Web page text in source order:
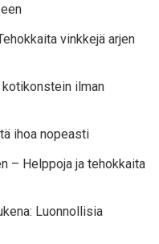
vinkkejä arjen
ilman
ihoa nopeasti
– Helppoja ja tehokkaita
Luonnollisia